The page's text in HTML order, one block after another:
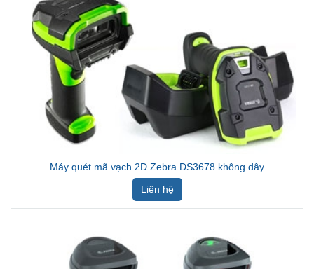
Máy quét mã vạch 2D Zebra DS3678 không dây
Liên hệ